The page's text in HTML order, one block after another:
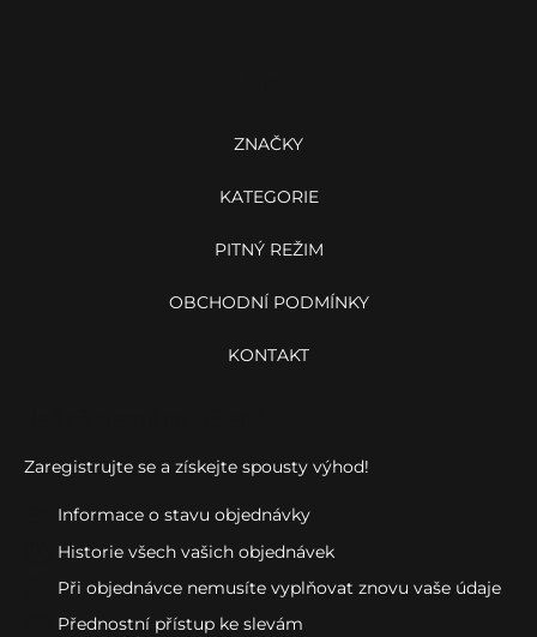
ZNAČKY
KATEGORIE
PITNÝ REŽIM
OBCHODNÍ PODMÍNKY
KONTAKT
Zaregistrujte se a získejte spousty výhod!
Informace o stavu objednávky
Historie všech vašich objednávek
Při objednávce nemusíte vyplňovat znovu vaše údaje
Přednostní přístup ke slevám